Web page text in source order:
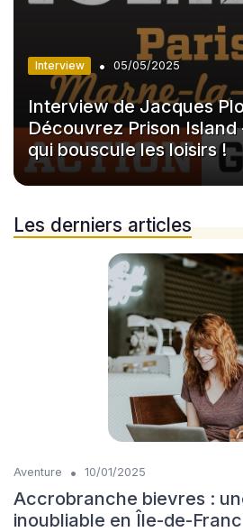
Interview • 05/05/2025
Interview de Jacques
Découvrez Prison Island
qui bouscule les loisirs !
Les derniers articles
Aventure • 10/01/2025
Accrobranche bievres :
inoubliable en Île-de-